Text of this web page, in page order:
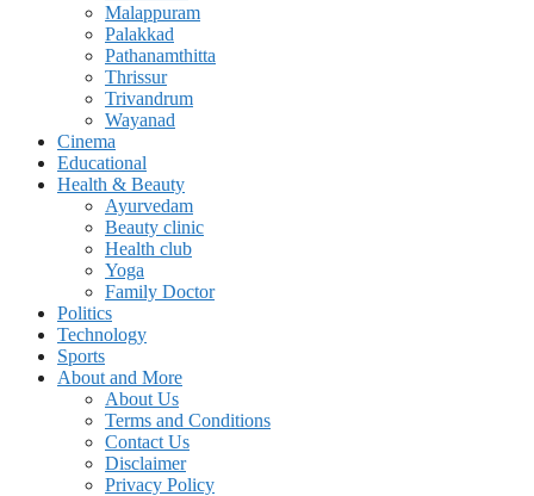
Malappuram
Palakkad
Pathanamthitta
Thrissur
Trivandrum
Wayanad
Cinema
Educational
Health & Beauty
Ayurvedam
Beauty clinic
Health club
Yoga
Family Doctor
Politics
Technology
Sports
About and More
About Us
Terms and Conditions
Contact Us
Disclaimer
Privacy Policy